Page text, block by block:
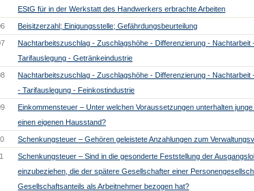
EStG für in der Werkstatt des Handwerkers erbrachte Arbeiten
Beisitzerzahl; Einigungsstelle; Gefährdungsbeurteilung
Nachtarbeitszuschlag - Zuschlagshöhe - Differenzierung - Nachtarbeit
Tarifauslegung - Getränkeindustrie
Nachtarbeitszuschlag - Zuschlagshöhe - Differenzierung -
- Tarifauslegung - Feinkostindustrie
Einkommensteuer – Unter welchen Voraussetzungen unterhalten
einen eigenen Hausstand?
Schenkungsteuer – Gehören geleistete Anzahlungen zum
Schenkungsteuer – Sind in die gesonderte Feststellung der
einzubeziehen, die der spätere Gesellschafter einer
Gesellschaftsanteils als Arbeitnehmer bezogen hat?